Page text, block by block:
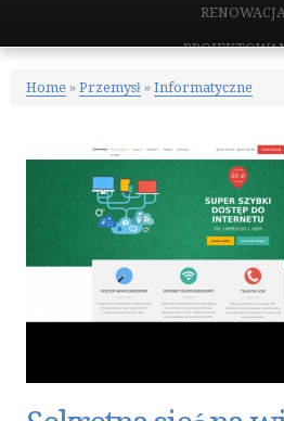
REMONTY, ELEKTRYK,
DRZWI I OKNA
KLIMATYZACJA I
NIERUCHOMOŚCI,
DOMY,
CERTYFIKATY
Home» Przemysł» Informatyczne